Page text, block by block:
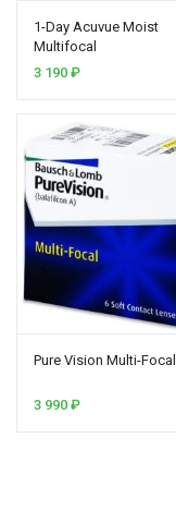
1-Day Acuvue Moist
Multifocal
3 190 ₽
Pure Vision Multi-Focal
3 990 ₽